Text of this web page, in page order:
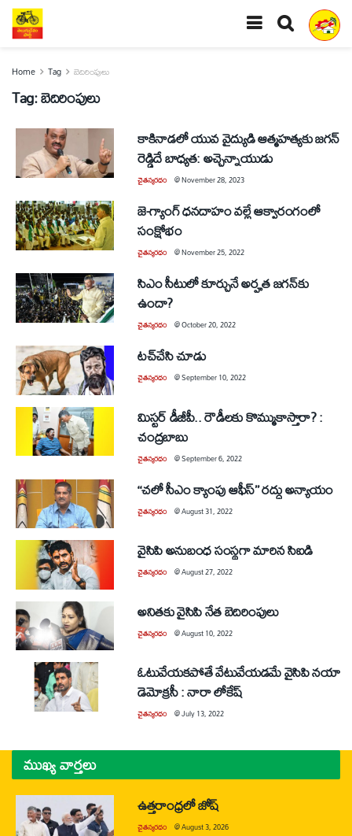
Home Tag బెదిరింపులు
Tag:బెదిరింపులు
కాకినాడలో యువ వైద్యుడి ఆత్మహత్యకు జగన్‌
రెడ్డిదే బాధ్యత: అచ్చెన్నాయుడు
చైతన్యరధం @November 28, 2023
జె-గ్యాంగ్‌ ధనదాహం వల్లే ఆక్వారంగంలో
సంక్షోభం
చైతన్యరధం @November 25, 2022
సిఎం సీటులో కూర్చునే అర్హత జగన్‌కు
ఉందా?
చైతన్యరధం @October 20, 2022
టచ్‌చేసి చూడు
చైతన్యరధం @September 10, 2022
మిస్టర్‌ డీజీపీ.. రౌడీలకు కొమ్ముకాస్తారా? :
చంద్రబాబు
చైతన్యరధం @September 6, 2022
‘‘చలో సీఎం క్యాంపు ఆఫీస్‌’’ రద్దు అన్యాయం
చైతన్యరధం @August 31, 2022
వైసిపి అనుబంధ సంస్థగా మారిన సిఐడి
చైతన్యరధం @August 27, 2022
అనితకు వైసిపి నేత బెదిరింపులు
చైతన్యరధం @August 10, 2022
ఓటువేయకపోతే వేటువేయడమే వైసిపి నయా
డెమోక్రసీ : నారా లోకేష్
చైతన్యరధం @July 13, 2022
ముఖ్య వార్తలు
ఉత్తరాంధ్రలో జోష్
చైతన్యరధం @August 3, 2026